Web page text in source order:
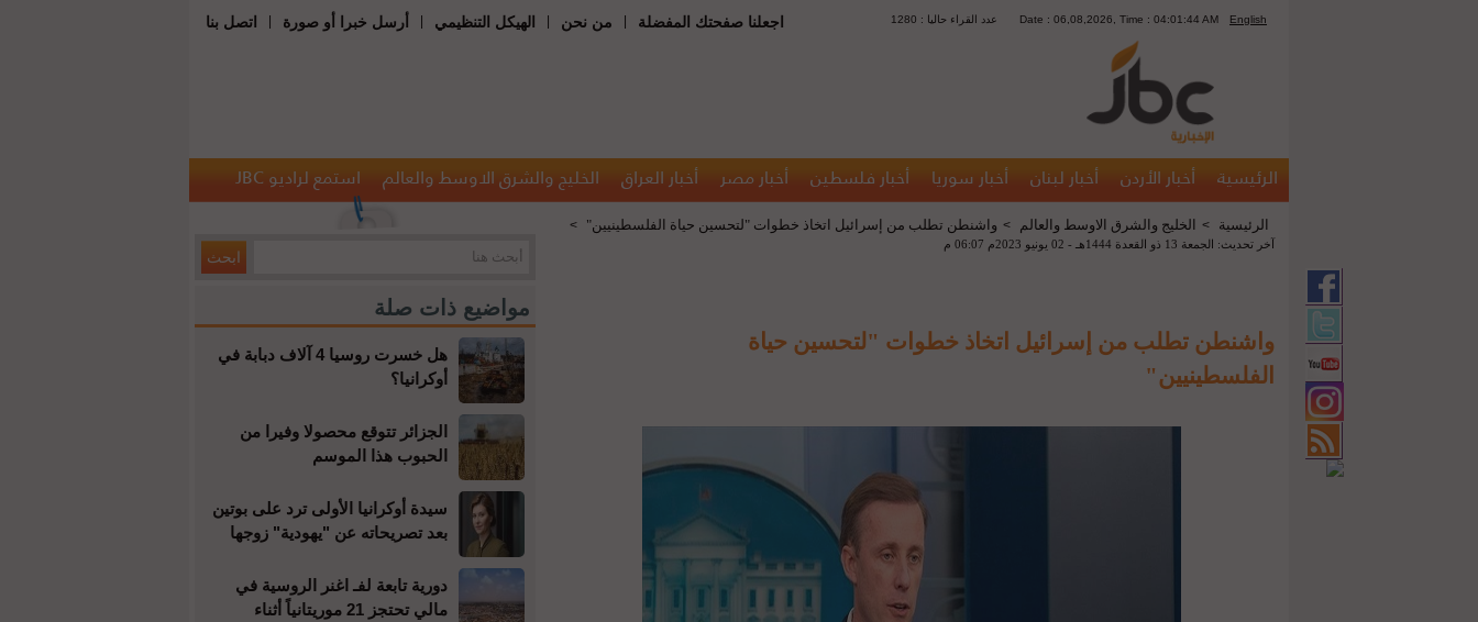
اجعلنا صفحتك المفضلة من نحن الهيكل التنظيمي أرسل خبرا أو صورة اتصل بنا English
Date : 06,08,2026, Time : 04:01:44 AM 1280 : عدد القراء حاليا
الرئيسية أخبار الأردن أخبار لبنان أخبار سوريا أخبار فلسطين أخبار مصر أخبار العراق الخليج والشرق الاوسط والعالم استمع لراديو JBC
مواضيع ذات صلة
هل خسرت روسيا 4 آلاف دبابة في
أوكرانيا؟
الجزائر تتوقع محصولا وفيرا من
الحبوب هذا الموسم
سيدة أوكرانيا الأولى ترد على بوتين
بعد تصريحاته عن "يهودية" زوجها
دورية تابعة لفـ اغنر الروسية في
مالي تحتجز 21 موريتانياً أثناء
الرئيسية > الخليج والشرق الاوسط والعالم > واشنطن تطلب من إسرائيل اتخاذ خطوات "لتحسين حياة الفلسطينيين" >
آخر تحديث: الجمعة 13 ذو القعدة 1444هـ - 02 يونيو 2023م 06:07 م
واشنطن تطلب من إسرائيل اتخاذ خطوات "لتحسين حياة
الفلسطينيين"